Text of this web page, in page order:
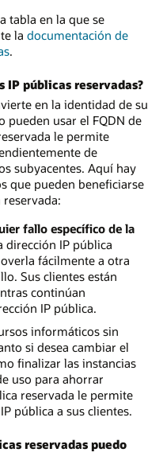
tabla en la que se
la documentación de
.
IP públicas reservadas?
en la identidad de su
pueden usar el FQDN de
le permite
de
subyacentes. Aquí hay
que pueden beneficiarse
fallo específico de la
dirección IP pública
fácilmente a otra
Sus clientes están
continúan
IP pública.
informáticos sin
si desea cambiar el
finalizar las instancias
uso para ahorrar
reservada le permite
pública a sus clientes.
reservadas puedo